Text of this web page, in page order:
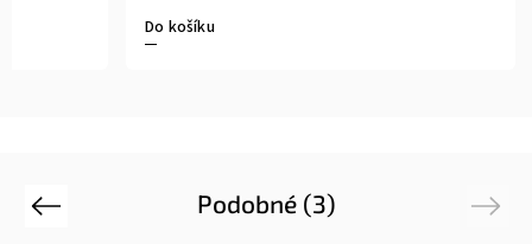
Do košíku
Podobné (3)
Previous Next